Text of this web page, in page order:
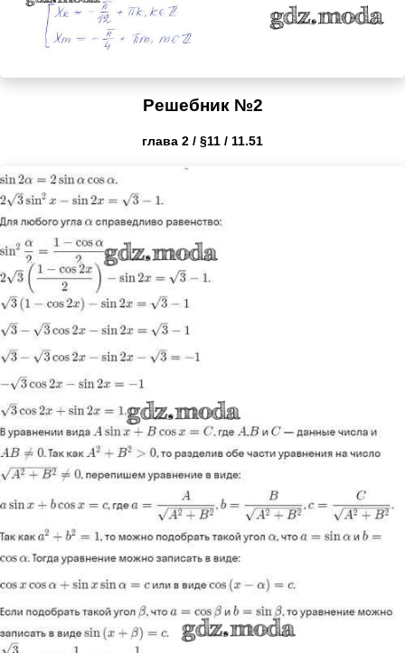
Решебник №2
глава 2 / §11 / 11.51